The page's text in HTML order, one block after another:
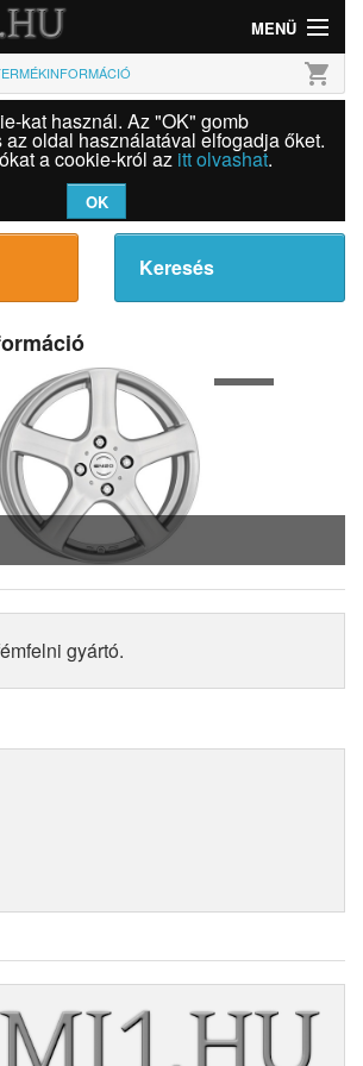
MENÜ
shopping_cart
kat használ. Az "OK" gomb
oldal használatával elfogadja őket.
a cookie-król az itt olvashat.
OK
Keresés
gyártó.